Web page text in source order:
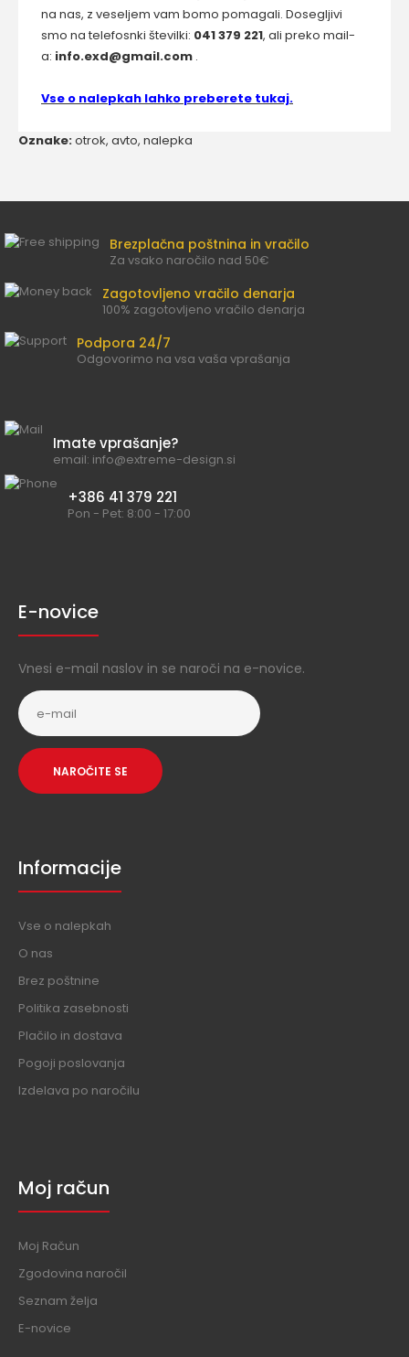
na nas, z veseljem vam bomo pomagali. Dosegljivi
smo na telefosnki številki: 041 379 221, ali preko mail-
a: info.exd@gmail.com .
Vse o nalepkah lahko preberete tukaj.
Oznake:otrok, avto, nalepka
Brezplačna poštnina in vračilo
Za vsako naročilo nad 50€
Zagotovljeno vračilo denarja
100% zagotovljeno vračilo denarja
Podpora 24/7
Odgovorimo na vsa vaša vprašanja
Imate vprašanje?
email: info@extreme-design.si
+386 41 379 221
Pon - Pet: 8:00 - 17:00
E-novice
Vnesi e-mail naslov in se naroči na e-novice.
NAROČITE SE
Informacije
Vse o nalepkah
O nas
Brez poštnine
Politika zasebnosti
Plačilo in dostava
Pogoji poslovanja
Izdelava po naročilu
Moj račun
Moj Račun
Zgodovina naročil
Seznam želja
E-novice